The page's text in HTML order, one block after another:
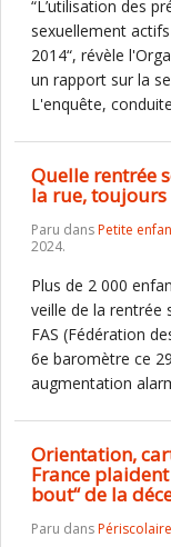
“L’utilisation des
sexuellement
2014“, révèle
un rapport sur la
L'enquête,
Quelle rentrée
la rue, toujours
Paru dansPetite
2024.
Plus de 2 000
veille de la rentrée
FAS (Fédération
6e baromètre ce
augmentation
Orientation,
France
bout“ de la
Paru dansPériscolaire